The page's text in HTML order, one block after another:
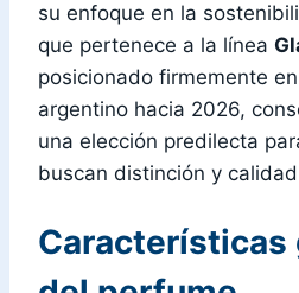
su enfoque en la
que pertenece a la línea
posicionado firmemente
argentino hacia 2026,
una elección predilecta
buscan distinción y
Características